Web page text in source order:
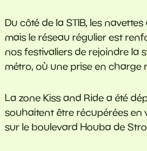
Du côté de la STIB, les
mais le réseau régulier est
nos festivaliers de rejoindre la
métro, où une prise en charge
La zone Kiss and Ride a été
souhaitent être récupérées en
sur le boulevard Houba de